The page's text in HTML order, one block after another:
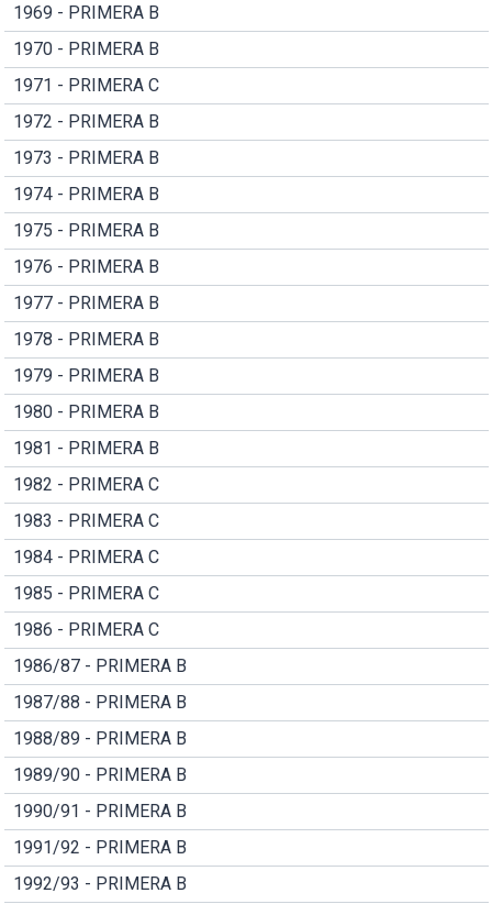
1969 - PRIMERA B
1970 - PRIMERA B
1971 - PRIMERA C
1972 - PRIMERA B
1973 - PRIMERA B
1974 - PRIMERA B
1975 - PRIMERA B
1976 - PRIMERA B
1977 - PRIMERA B
1978 - PRIMERA B
1979 - PRIMERA B
1980 - PRIMERA B
1981 - PRIMERA B
1982 - PRIMERA C
1983 - PRIMERA C
1984 - PRIMERA C
1985 - PRIMERA C
1986 - PRIMERA C
1986/87 - PRIMERA B
1987/88 - PRIMERA B
1988/89 - PRIMERA B
1989/90 - PRIMERA B
1990/91 - PRIMERA B
1991/92 - PRIMERA B
1992/93 - PRIMERA B